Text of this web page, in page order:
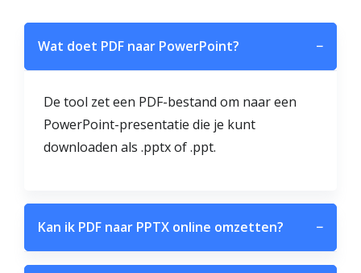
Wat doet PDF naar PowerPoint? −
De tool zet een PDF-bestand om naar een
PowerPoint-presentatie die je kunt
downloaden als .pptx of .ppt.
Kan ik PDF naar PPTX online omzetten? −